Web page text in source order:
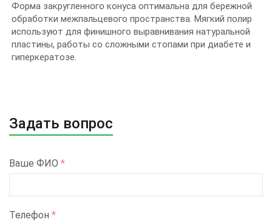
Форма закругленного конуса оптимальна для бережной
обработки межпальцевого пространства. Мягкий полир
используют для финишного выравнивания натуральной
пластины, работы со сложными стопами при диабете и
гиперкератозе.
Задать вопрос
Ваше ФИО *
Телефон *